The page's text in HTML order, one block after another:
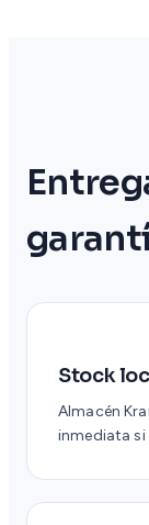
Stock
Almacén
inmediata si